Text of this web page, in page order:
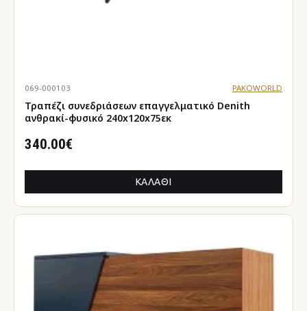
069-000103 PAKOWORLD
Τραπέζι συνεδριάσεων επαγγελματικό Denith
ανθρακί-φυσικό 240x120x75εκ
340.00€
ΚΑΛΆΘΙ